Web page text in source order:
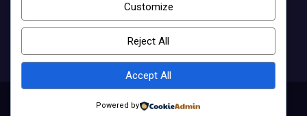
Customize
Reject All
Accept All
Powered by